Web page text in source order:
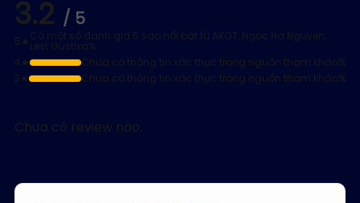
3.2 / 5
5★
Có một số đánh giá 5 sao nổi bật từ AKGT, Ngoc Ha Nguyen,
Lest Gustixa%
4★
Chưa có thông tin xác thực trong nguồn tham khảo%
3★
Chưa có thông tin xác thực trong nguồn tham khảo%
Chưa có review nào.